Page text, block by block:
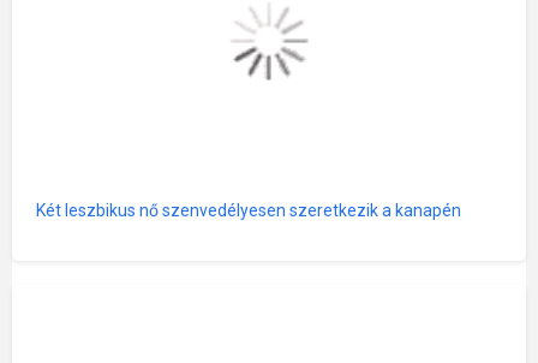
Két leszbikus nő szenvedélyesen szeretkezik a kanapén